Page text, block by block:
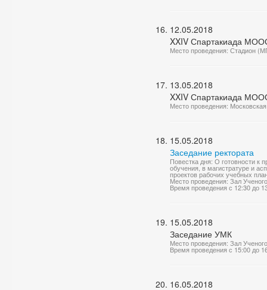
12.05.2018
XXIV Спартакиада
Место проведения: Стадион
13.05.2018
XXIV Спартакиада
Место проведения:
15.05.2018
Заседание ректората
Повестка дня: О готовности к
обучения, в магистратуре и
проектов рабочих учебных
Место проведения: Зал
Время проведения с 12:30 до
15.05.2018
Заседание УМК
Место проведения: Зал
Время проведения с 15:00 до
16.05.2018